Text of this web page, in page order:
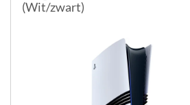
(Wit/zwart)